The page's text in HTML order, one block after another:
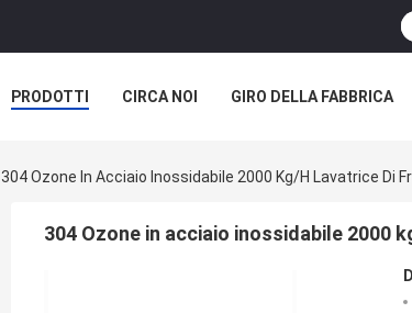
PRODOTTI CIRCA NOI GIRO DELLA FABBRICA
304 Ozone In Acciaio Inossidabile 2000 Kg/h Lavatrice Di
304 Ozone in acciaio inossidabile 2000